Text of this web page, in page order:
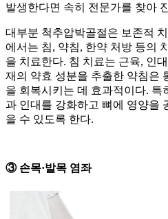
발생한다면 속히 전문가를 찾아
대부분 척추압박골절은 보존적
에서는 침, 약침, 한약 처방 등의
을 치료한다. 침 치료는 근육, 인
재의 약효 성분을 추출한 약침은
을 회복시키는 데 효과적이다. 특
과 인대를 강화하고 뼈에 영양을
을 수 있도록 한다.
③ 손목·발목 염좌